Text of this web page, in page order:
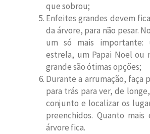
que sobrou;
Enfeites grandes devem
da árvore, para não pesar.
um só mais importante:
estrela, um Papai Noel ou
grande são ótimas opções;
Durante a arrumação, faça
para trás para ver, de
conjunto e localizar os
preenchidos. Quanto
árvore fica.